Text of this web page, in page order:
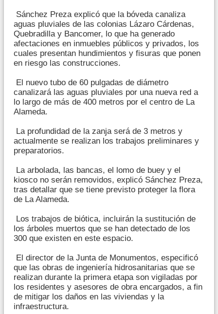
Sánchez Preza explicó que la bóveda canaliza
aguas pluviales de las colonias Lázaro Cárdenas,
Quebradilla y Bancomer, lo que ha generado
afectaciones en inmuebles públicos y privados, los
cuales presentan hundimientos y fisuras que ponen
en riesgo las construcciones.
El nuevo tubo de 60 pulgadas de diámetro
canalizará las aguas pluviales por una nueva red a
lo largo de más de 400 metros por el centro de La
Alameda.
La profundidad de la zanja será de 3 metros y
actualmente se realizan los trabajos preliminares y
preparatorios.
La arbolada, las bancas, el lomo de buey y el
kiosco no serán removidos, explicó Sánchez Preza,
tras detallar que se tiene previsto proteger la flora
de La Alameda.
Los trabajos de biótica, incluirán la sustitución de
los árboles muertos que se han detectado de los
300 que existen en este espacio.
El director de la Junta de Monumentos, especificó
que las obras de ingeniería hidrosanitarias que se
realizan durante la primera etapa son vigiladas por
los residentes y asesores de obra encargados, a fin
de mitigar los daños en las viviendas y la
infraestructura.